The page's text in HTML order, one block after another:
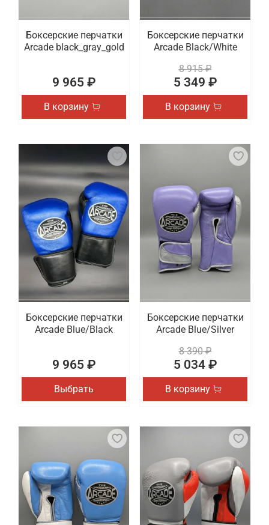
Боксерские перчатки
Arcade black_gray_gold
9 965 ₽
В корзину
Боксерские перчатки
Arcade Black/White
8 915 ₽
5 349 ₽
В корзину
Боксерские перчатки
Arcade Blue/Black
9 965 ₽
Выбрать
Боксерские перчатки
Arcade Blue/Silver
8 390 ₽
5 034 ₽
В корзину